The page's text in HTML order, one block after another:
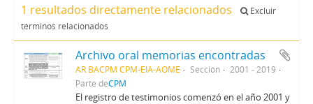
1 resultados directamente relacionados
Excluir
términos relacionados
Archivo oral memorias encontradas
AR BACPM CPM-EIA-AOME Sección
2001 - 2019
Parte deCPM
El registro de testimonios comenzó en el año 2001 y